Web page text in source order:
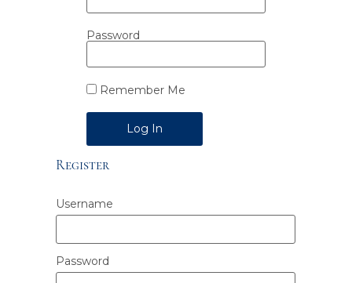
Password
Remember Me
Alternative:
Register
Username
Password